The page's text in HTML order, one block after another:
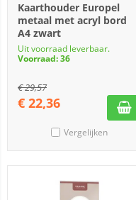
Kaarthouder Europel
metaal met acryl bord
A4 zwart
Uit voorraad leverbaar.
Voorraad: 36
€29,57
€ 22,36
Vergelijken